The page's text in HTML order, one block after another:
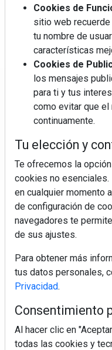
Regístrate y
electrodomésticos,
consumo, canal electro,
tiendas
pequeño
PÁGINAS
Cookies de
sitio web
tu nombre de
características
Cookies de
los mensajes
para ti y tus
como evitar que el
continuamente.
Tu elección y
Te ofrecemos la
cookies no
en cualquier momento
de configuración de
navegadores te
de sus ajustes.
Para obtener más
tus datos personales,
Privacidad.
Consentimiento
Al hacer clic en
todas las cookies y